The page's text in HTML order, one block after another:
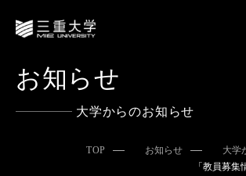
お知らせ
大学からのお知らせ
TOP お知らせ
大学
「教員募